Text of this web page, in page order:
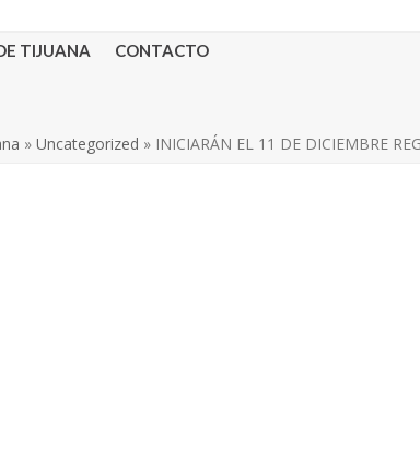
TIJUANA CONTACTO
» Uncategorized » INICIARÁN EL 11 DE DICIEMBRE